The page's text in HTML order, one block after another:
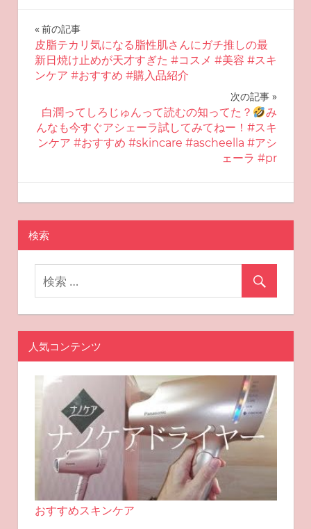
投
稿
ナ
ビ
ゲ
シ
ョ
ン
前の記事
皮脂テカリ気になる脂性肌さんにガチ推しの最
新日焼け止めが天才すぎた #コスメ #美容 #スキ
ンケア #おすすめ #購入品紹介
次の記事
白潤ってしろじゅんって読むの知ってた？
み
んなも今すぐアシェーラ試してみてねー！#スキ
ンケア #おすすめ #skincare #ascheella #アシ
ェーラ #pr
2025-07-03
miyu
おすすめスキンケア
検索
人気コンテンツ